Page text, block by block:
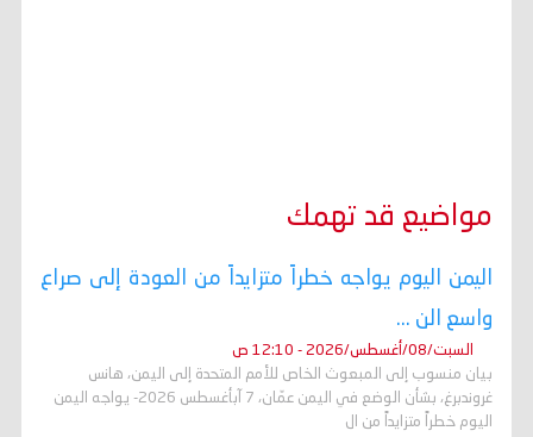
مواضيع قد تهمك
اليمن اليوم يواجه خطراً متزايداً من العودة إلى صراع
واسع الن ...
السبت/08/أغسطس/2026 - 12:10 ص
بيان منسوب إلى المبعوث الخاص للأمم المتحدة إلى اليمن، هانس
غروندبرغ، بشأن الوضع في اليمن عمّان، 7 آبأغسطس 2026- يواجه اليمن
اليوم خطراً متزايداً من ال